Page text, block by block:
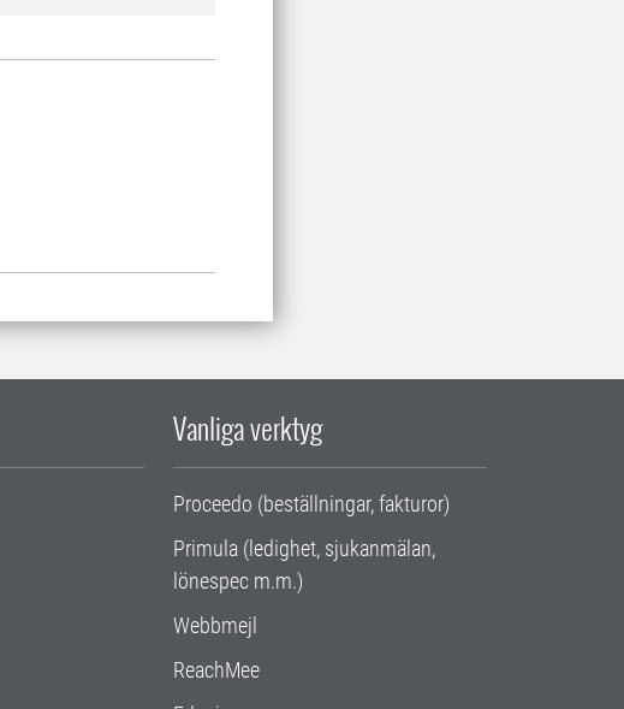
Vanliga verktyg
Proceedo (beställningar, fakturor)
Primula (ledighet, sjukanmälan,
lönespec m.m.)
Webbmejl
ReachMee